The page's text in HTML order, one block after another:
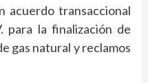
acuerdo transaccional
para la finalización de
gas natural y reclamos